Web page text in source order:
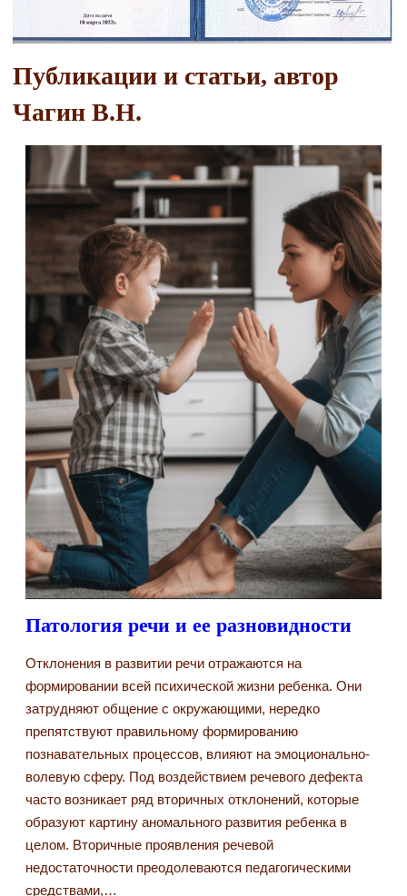
Публикации и статьи, автор
Чагин В.Н.
Патология речи и ее разновидности
Отклонения в развитии речи отражаются на
формировании всей психической жизни ребенка. Они
затрудняют общение с окружающими, нередко
препятствуют правильному формированию
познавательных процессов, влияют на эмоционально-
волевую сферу. Под воздействием речевого дефекта
часто возникает ряд вторичных отклонений, которые
образуют картину аномального развития ребенка в
целом. Вторичные проявления речевой
недостаточности преодолеваются педагогическими
средствами,…